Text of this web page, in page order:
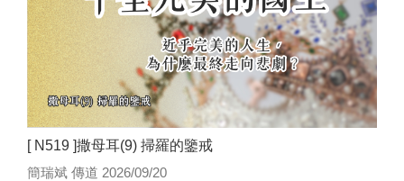
[ N519 ]撒母耳(9) 掃羅的鑒戒
簡瑞斌 傳道 2026/09/20